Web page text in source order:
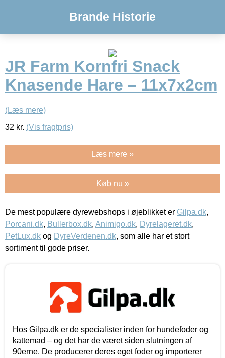
Brande Historie
JR Farm Kornfri Snack
Knasende Hare – 11x7x2cm
(Læs mere)
32 kr. (Vis fragtpris)
Læs mere »
Køb nu »
De mest populære dyrewebshops i øjeblikket er Gilpa.dk,
Porcani.dk, Bullerbox.dk, Animigo.dk, Dyrelageret.dk,
PetLux.dk og DyreVerdenen.dk, som alle har et stort
sortiment til gode priser.
Hos Gilpa.dk er de specialister inden for hundefoder og
kattemad – og det har de været siden slutningen af
90erne. De producerer deres eget foder og importerer